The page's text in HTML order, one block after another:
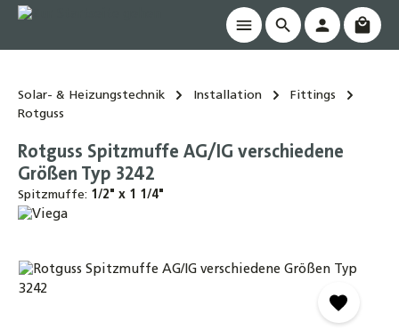
springen
Solar- & Heizungstechnik Installation
Fittings
Rotguss
Rotguss Spitzmuffe AG/IG verschiedene
Größen Typ 3242
Spitzmuffe: 1/2" x 1 1/4"
Bildergalerie überspringen